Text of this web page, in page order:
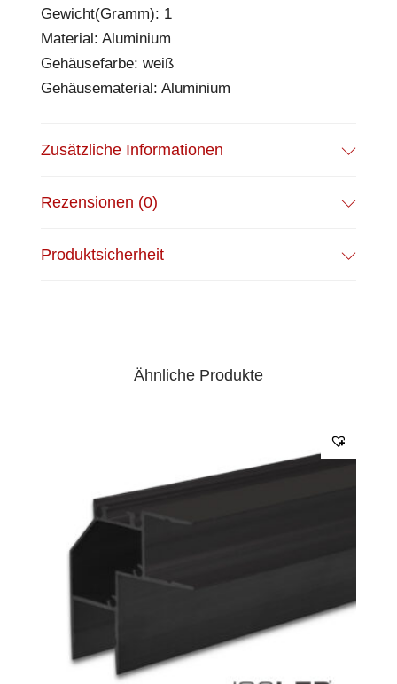
Gewicht(Gramm): 1
Material: Aluminium
Gehäusefarbe: weiß
Gehäusematerial: Aluminium
Zusätzliche Informationen
Rezensionen (0)
Produktsicherheit
Ähnliche Produkte